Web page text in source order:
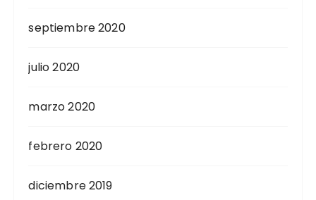
septiembre 2020
julio 2020
marzo 2020
febrero 2020
diciembre 2019